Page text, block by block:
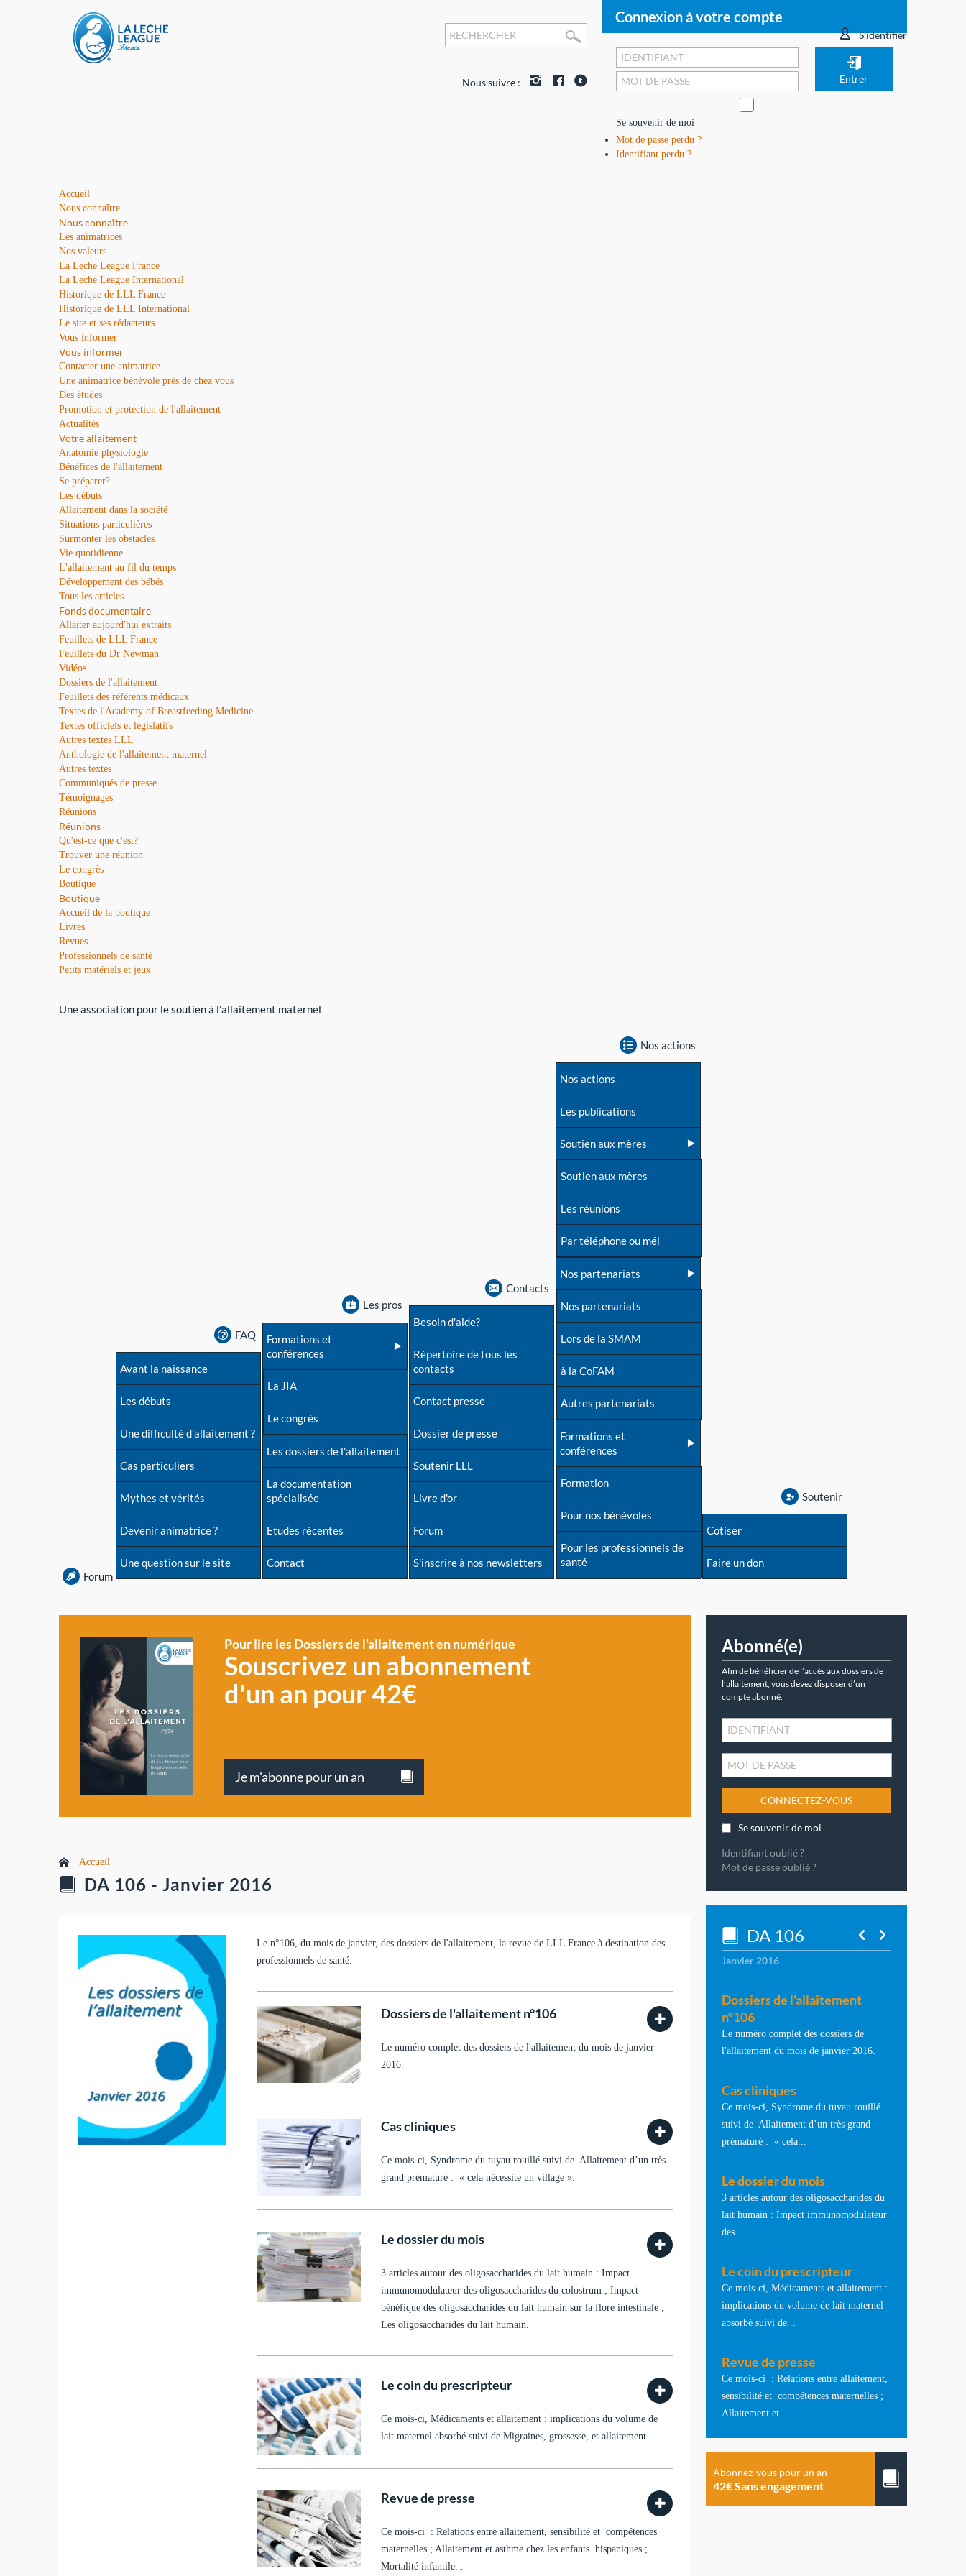
S'identifier
Connexion à votre compte
Se souvenir de moi
Mot de passe perdu ?
Identifiant perdu ?
Nous suivre :
Accueil
Nous connaître
Nous connaître
Les animatrices
Nos valeurs
La Leche League France
La Leche League International
Historique de LLL France
Historique de LLL International
Le site et ses rédacteurs
Vous informer
Vous informer
Contacter une animatrice
Une animatrice bénévole près de chez vous
Des études
Promotion et protection de l'allaitement
Actualités
Votre allaitement
Anatomie physiologie
Bénéfices de l'allaitement
Se préparer?
Les débuts
Allaitement dans la société
Situations particulières
Surmonter les obstacles
Vie quotidienne
L'allaitement au fil du temps
Développement des bébés
Tous les articles
Fonds documentaire
Allaiter aujourd'hui extraits
Feuillets de LLL France
Feuillets du Dr Newman
Vidéos
Dossiers de l'allaitement
Feuillets des référents médicaux
Textes de l'Academy of Breastfeeding Medicine
Textes officiels et législatifs
Autres textes LLL
Anthologie de l'allaitement maternel
Autres textes
Communiqués de presse
Témoignages
Réunions
Réunions
Qu'est-ce que c'est?
Trouver une réunion
Le congrès
Boutique
Boutique
Accueil de la boutique
Livres
Revues
Professionnels de santé
Petits matériels et jeux
Une association pour le soutien à l’allaitement maternel
Forum
FAQ
Avant la naissance
Les débuts
Une difficulté d'allaitement ?
Cas particuliers
Mythes et vérités
Devenir animatrice ?
Une question sur le site
Les pros
Formations et
conférences
La JIA
Le congrès
Les dossiers de l'allaitement
La documentation
spécialisée
Etudes récentes
Contact
Contacts
Besoin d'aide?
Répertoire de tous les
contacts
Contact presse
Dossier de presse
Soutenir LLL
Livre d'or
Forum
S'inscrire à nos newsletters
Nos actions
Nos actions
Les publications
Soutien aux mères
Soutien aux mères
Les réunions
Par téléphone ou mél
Nos partenariats
Nos partenariats
Lors de la SMAM
à la CoFAM
Autres partenariats
Formations et
conférences
Formation
Pour nos bénévoles
Pour les professionnels de
santé
Soutenir
Cotiser
Faire un don
Pour lire les Dossiers de l'allaitement en numérique
Souscrivez un abonnement
d'un an pour 42€
Je m'abonne pour un an
Accueil
DA 106 - Janvier 2016
Le n°106, du mois de janvier, des dossiers de l'allaitement, la revue de LLL France à destination des
professionnels de santé.
Dossiers de l'allaitement n°106
Le numéro complet des dossiers de l'allaitement du mois de janvier
2016.
Cas cliniques
Ce mois-ci, Syndrome du tuyau rouillé suivi de Allaitement d’un très
grand prématuré : « cela nécessite un village ».
Le dossier du mois
3 articles autour des oligosaccharides du lait humain : Impact
immunomodulateur des oligosaccharides du colostrum ; Impact
bénéfique des oligosaccharides du lait humain sur la flore intestinale ;
Les oligosaccharides du lait humain.
Le coin du prescripteur
Ce mois-ci, Médicaments et allaitement : implications du volume de
lait maternel absorbé suivi de Migraines, grossesse, et allaitement.
Revue de presse
Ce mois-ci : Relations entre allaitement, sensibilité et compétences
maternelles ; Allaitement et asthme chez les enfants hispaniques ;
Mortalité infantile...
Abonné(e)
Afin de bénéficier de l’accès aux dossiers de
l’allaitement, vous devez disposer d’un
compte abonné.
CONNECTEZ-VOUS
Se souvenir de moi
Identifiant oublié ?
Mot de passe oublié ?
DA 106
Janvier 2016
Dossiers de l'allaitement
n°106
Le numéro complet des dossiers de
l'allaitement du mois de janvier 2016.
Cas cliniques
Ce mois-ci, Syndrome du tuyau rouillé
suivi de Allaitement d’un très grand
prématuré : « cela...
Le dossier du mois
3 articles autour des oligosaccharides du
lait humain : Impact immunomodulateur
des...
Le coin du prescripteur
Ce mois-ci, Médicaments et allaitement :
implications du volume de lait maternel
absorbé suivi de...
Revue de presse
Ce mois-ci : Relations entre allaitement,
sensibilité et compétences maternelles ;
Allaitement et...
Abonnez-vous pour un an
42€ Sans engagement